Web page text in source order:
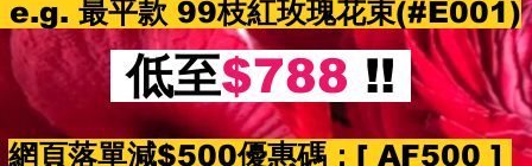
e.g. 最平款 99枝紅玫瑰花束(#E001)
低至$788 !!
網頁落單減$500優惠碼： [ AF500 ]